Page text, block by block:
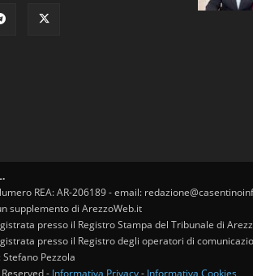
REA: AR-206189 - email:
supplemento di ArezzoWeb.it
presso il Registro Stampa del Tribunale di
presso il Registro degli operatori di
Pezzola
- Informativa Privacy- Informativa Cookies